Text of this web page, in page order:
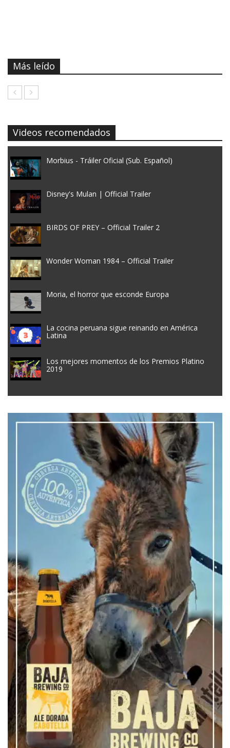
Más leído
Videos recomendados
Morbius - Tráiler Oficial (Sub. Español)
Disney's Mulan | Official Trailer
BIRDS OF PREY – Official Trailer 2
Wonder Woman 1984 – Official Trailer
Moria, el horror que esconde Europa
La cocina peruana sigue reinando en América
Latina
Los mejores momentos de los Premios Platino
2019